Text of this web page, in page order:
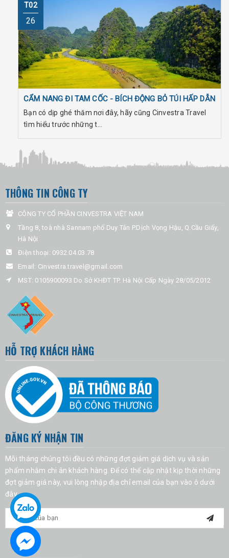
T02
26
CẨM NANG ĐI TAM CỐC - BÍCH ĐỘNG BỎ TÚI HẤP DẪN
Bạn có dịp ghé thăm nơi đây, hãy cũng Cinvestra Travel
tìm hiểu trước những t...
THÔNG TIN CÔNG TY
CÔNG TY CỔ PHẦN CINVESTRA VIỆT NAM
Tầng 8, toà nhà Sannam phố Duy Tân P.Dịch Vọng Hậu, Q.Cầu Giấy,
Hà Nội
Điện thoại: 0932.04.03.78
Email: Cinvestra.travel@gmail.com
MST: 0105900093 Do Sở KHĐT TP. Hà Nội Cấp Ngày 28/05/2012
HỖ TRỢ KHÁCH HÀNG
ĐĂNG KÝ NHẬN TIN
Mỗi tháng chúng tôi đều có những đợt giảm giá dịch vụ và sản
phẩm nhằm chi ân khách hàng. Để có thể cập nhật kịp thời những
đợt giảm giá này, vui lòng nhập địa chỉ email của bạn vào ô dưới
đây.